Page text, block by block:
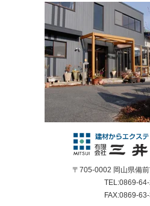
〒705-0002 岡山県備
TEL:0869-
FAX:0869-